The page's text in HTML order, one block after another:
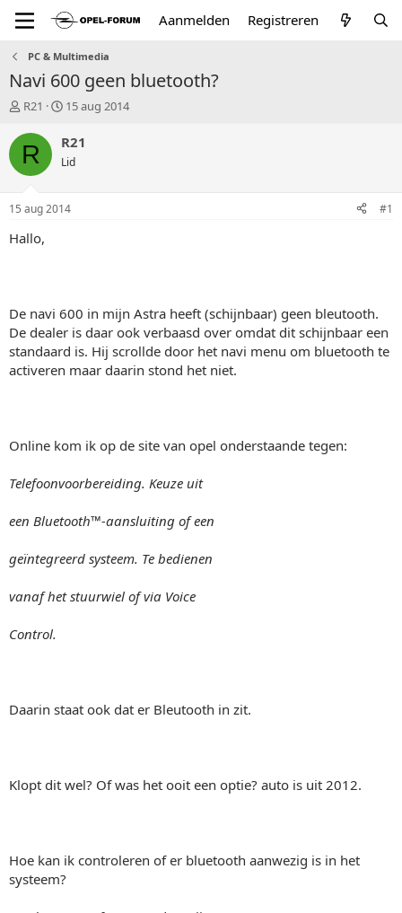
Aanmelden Registreren
PC & Multimedia
Navi 600 geen bluetooth?
T
p
a
r
R21
S
a
r
t
a
t
15 aug 2014
R R21
Lid
15 aug 2014 #1
Hallo,
De navi 600 in mijn Astra heeft (schijnbaar) geen bleutooth.
De dealer is daar ook verbaasd over omdat dit schijnbaar een
standaard is. Hij scrollde door het navi menu om bluetooth te
activeren maar daarin stond het niet.
Online kom ik op de site van opel onderstaande tegen:
Telefoonvoorbereiding. Keuze uit
een Bluetooth™-aansluiting of een
geïntegreerd systeem. Te bedienen
vanaf het stuurwiel of via Voice
Control.
Daarin staat ook dat er Bleutooth in zit.
Klopt dit wel? Of was het ooit een optie? auto is uit 2012.
Hoe kan ik controleren of er bluetooth aanwezig is in het
systeem?